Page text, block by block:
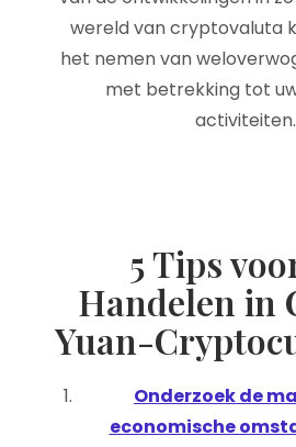
wereld van cryptovaluta
het nemen van
met betrekking tot
activiteiten.
5 Tips
Handelen in
Yuan-
Onderzoek de
economische